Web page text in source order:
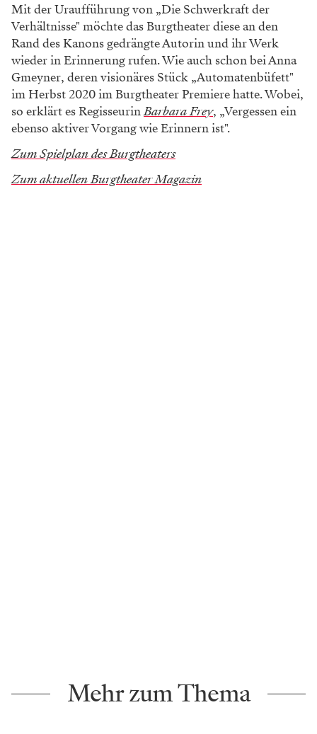
Mit der Uraufführung von „Die Schwerkraft der
Verhältnisse" möchte das Burgtheater diese an den
Rand des Kanons gedrängte Autorin und ihr Werk
wieder in Erinnerung rufen. Wie auch schon bei Anna
Gmeyner, deren visionäres Stück „Automatenbüfett"
im Herbst 2020 im Burgtheater Premiere hatte. Wobei,
so erklärt es RegisseurinBarbara Frey, „Vergessen ein
ebenso aktiver Vorgang wie Erinnern ist".
Zum Spielplan des Burgtheaters
Zum aktuellen Burgtheater Magazin
Mehr zum Thema